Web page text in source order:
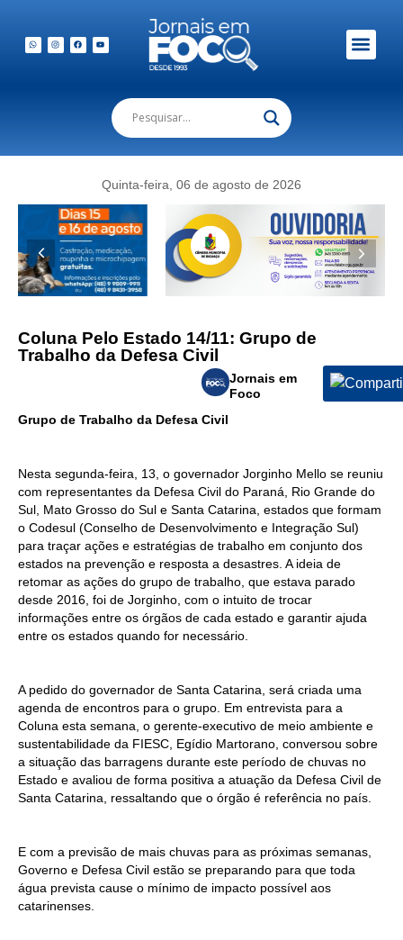
Quinta-feira, 06 de agosto de 2026
Coluna Pelo Estado 14/11: Grupo de
Trabalho da Defesa Civil
Jornais em
Foco
Grupo de Trabalho da Defesa Civil
Nesta segunda-feira, 13, o governador Jorginho Mello se reuniu
com representantes da Defesa Civil do Paraná, Rio Grande do
Sul, Mato Grosso do Sul e Santa Catarina, estados que formam
o Codesul (Conselho de Desenvolvimento e Integração Sul)
para traçar ações e estratégias de trabalho em conjunto dos
estados na prevenção e resposta a desastres. A ideia de
retomar as ações do grupo de trabalho, que estava parado
desde 2016, foi de Jorginho, com o intuito de trocar
informações entre os órgãos de cada estado e garantir ajuda
entre os estados quando for necessário.
A pedido do governador de Santa Catarina, será criada uma
agenda de encontros para o grupo. Em entrevista para a
Coluna esta semana, o gerente-executivo de meio ambiente e
sustentabilidade da FIESC, Egídio Martorano, conversou sobre
a situação das barragens durante este período de chuvas no
Estado e avaliou de forma positiva a atuação da Defesa Civil de
Santa Catarina, ressaltando que o órgão é referência no país.
E com a previsão de mais chuvas para as próximas semanas,
Governo e Defesa Civil estão se preparando para que toda
água prevista cause o mínimo de impacto possível aos
catarinenses.